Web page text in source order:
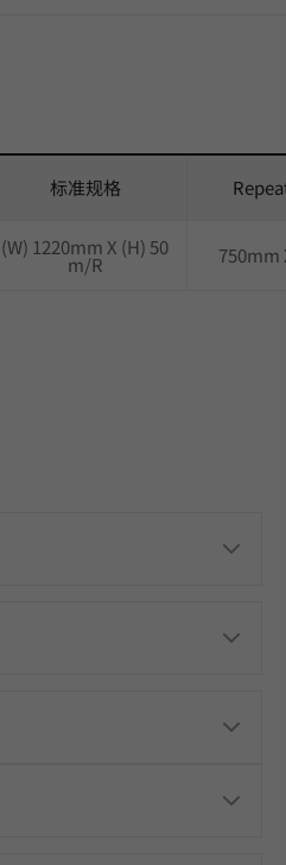
标准规格
(W) 1220mm X (H) 50
m/R 750mm